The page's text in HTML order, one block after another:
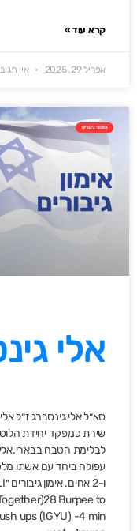
קרא עוד »
אפריל 29, 2025 אין
אימוני גיבורים
אלי
סא״ל אלי גינסברג ז״ל
לבלימת הטבח
עפולה ביחד עם אשתו
Burpee to
ups (IGYU) -4 min